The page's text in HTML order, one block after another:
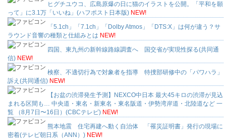
ヒグチユウコ、広島原爆の日に猫のイラストを公開。「平和を願
って」に3.1万「いいね」(ハフポスト日本版) NEW!
「5.1ch」「7.1ch」「Dolby Atmos」「DTS:X」は何が違う？サ
ラウンド音響の種類と仕組みとは NEW!
四国、東九州の新幹線路線調査へ 国交省が実現性探る(共同通
信) NEW!
検察、不適切行為で対象者を指導 特捜部研修中の「パワハラ」
訴え(共同通信) NEW!
【お盆の渋滞発生予測】NEXCO中日本 最大45キロの渋滞が見込
まれる区間も… 中央道・東名・新東名・東名阪道・伊勢湾岸道・北陸道など 一
覧 （8月7日〜16日）(CBCテレビ) NEW!
熊本地震 住宅再建へ動く自治体 「罹災証明書」発行の現場に
密着(テレビ朝日系（ANN）) NEW!